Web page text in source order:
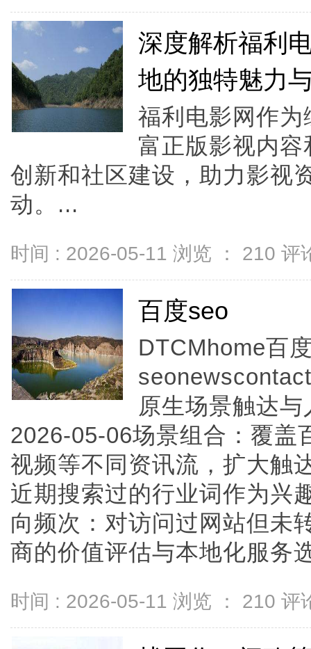
深度解析福利
地的独特魅力
福利电影网作
富正版影视内
创新和社区建设，助力影视
动。...
时间 : 2026-05-11 浏览 ： 210 评
百度seo
DTCMhome百
原生场景触达
2026-05-06场景组合：覆盖
视频等不同资讯流，扩大触
近期搜索过的行业词作为兴
向频次：对访问过网站但未
商的价值评估与本地化服务
时间 : 2026-05-11 浏览 ： 210 评